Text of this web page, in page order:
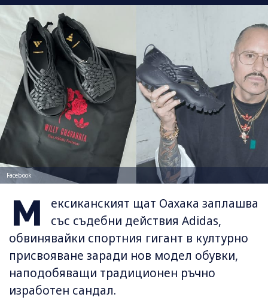
Facebook
М
ексиканският щат Оахака заплашва
със съдебни действия Adidas,
обвинявайки спортния гигант в културно
присвояване заради нов модел обувки,
наподобяващи традиционен ръчно
изработен сандал.